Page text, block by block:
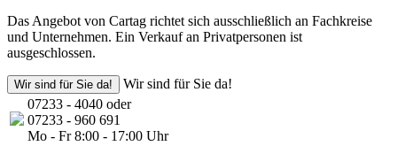
Das Angebot von Cartag richtet sich ausschließlich an Fachkreise
und Unternehmen. Ein Verkauf an Privatpersonen ist
ausgeschlossen.
Wir sind für Sie da!
Wir sind für Sie da!
07233 - 4040 oder
07233 - 960 691
Mo - Fr 8:00 - 17:00 Uhr